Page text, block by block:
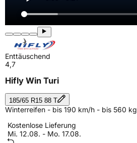
Enttäuschend
4,7
Hifly Win Turi
185/65 R15 88 T
Winterreifen - bis 190 km/h - bis 560 kg
Kostenlose Lieferung
Mi. 12.08. - Mo. 17.08.